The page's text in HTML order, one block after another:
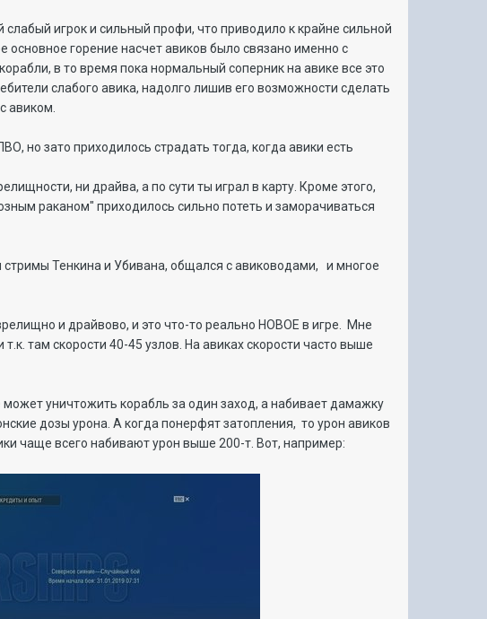
игрок и сильный профи, что приводило к крайне сильной
основное горение насчет авиков было связано именно с
в то время пока нормальный соперник на авике все это
слабого авика, надолго лишив его возможности сделать
авиком.
но зато приходилось страдать тогда, когда авики есть
ни драйва, а по сути ты играл в карту. Кроме этого,
раканом" приходилось сильно потеть и заморачиваться
Тенкина и Убивана, общался с авиководами, и многое
и драйвово, и это что-то реально НОВОЕ в игре. Мне
там скорости 40-45 узлов. На авиках скорости часто выше
уничтожить корабль за один заход, а набивает дамажку
дозы урона. А когда понерфят затопления, то урон авиков
чаще всего набивают урон выше 200-т. Вот, например: